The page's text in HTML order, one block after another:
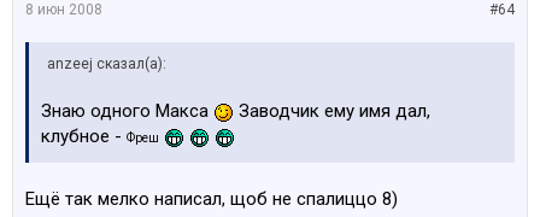
#64
8 июн 2008
anzeej сказал(а):
Знаю одного Макса
Заводчик ему имя дал,
клубное - Фреш
Ещё так мелко написал, щоб не спалиццо 8)